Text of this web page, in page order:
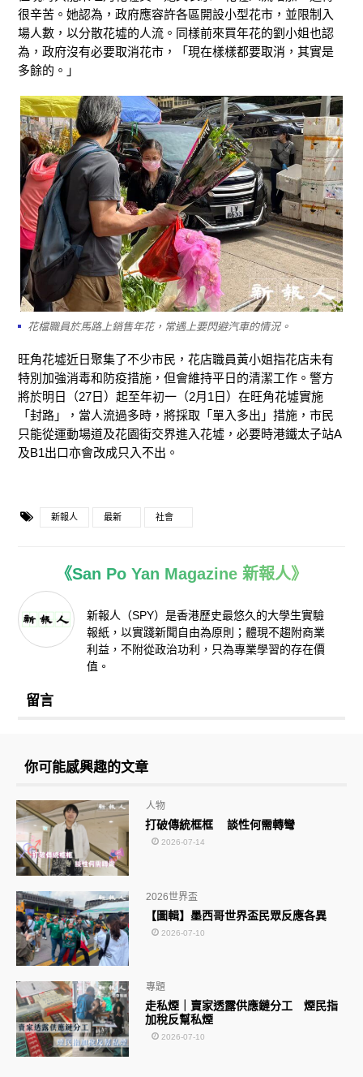
很辛苦。她認為，政府應容許各區開設小型花市，並限制入
場人數，以分散花墟的人流。同樣前來買年花的劉小姐也認
為，政府沒有必要取消花市，「現在樣樣都要取消，其實是
多餘的。」
花檔職員於馬路上銷售年花，常遇上要閃避汽車的情況。
旺角花墟近日聚集了不少市民，花店職員黃小姐指花店未有
特別加強消毒和防疫措施，但會維持平日的清潔工作。警方
將於明日（27日）起至年初一（2月1日）在旺角花墟實施
「封路」，當人流過多時，將採取「單入多出」措施，市民
只能從運動場道及花園街交界進入花墟，必要時港鐵太子站A
及B1出口亦會改成只入不出。
新報人 最新 社會
《San Po Yan Magazine 新報人》
新報人（SPY）是香港歷史最悠久的大學生實驗
報紙，以實踐新聞自由為原則；體現不趨附商業
利益，不附從政治功利，只為專業學習的存在價
值。
留言
你可能感興趣的文章
打破傳統框框 談性何需轉彎
人物
2026-07-14
【圖輯】墨西哥世界盃民眾反應各異
2026世界盃
2026-07-10
走私煙｜賣家透露供應鏈分工 煙民指
加稅反幫私煙
專題
2026-07-10